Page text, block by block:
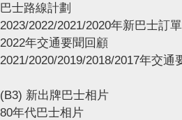
巴士路線計劃
2023/2022/2021/2020年新巴士訂單
2022年交通要聞回顧
2021/2020/2019/2018/2017年交通
(B3) 新出牌巴士相片
80年代巴士相片